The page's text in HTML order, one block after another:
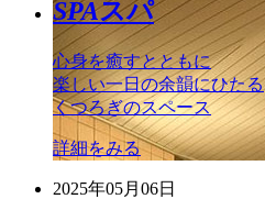
SPAスパ
心身を癒すとともに
楽しい一日の余韻にひたる
くつろぎのスペース
詳細をみる
2025年05月06日